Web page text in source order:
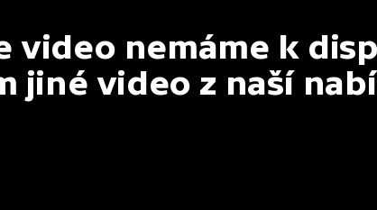
video nemáme k
jiné video z naší